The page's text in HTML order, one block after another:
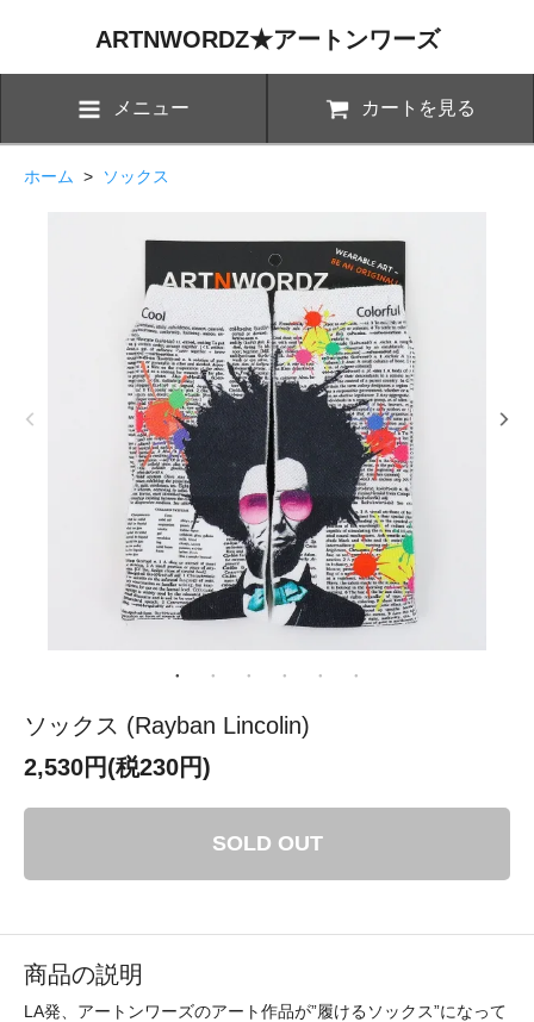
ARTNWORDZ★アートンワーズ
メニュー カートを見る
ホーム > ソックス
ソックス (Rayban Lincolin)
2,530円(税230円)
SOLD OUT
商品の説明
LA発、アートンワーズのアート作品が”履けるソックス”になって